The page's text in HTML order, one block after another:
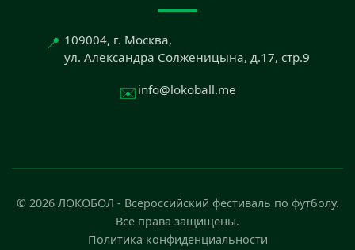
📍 109004, г. Москва,
ул. Александра Солженицына, д.17, стр.9
✉️ info@lokoball.me
© 2026 ЛОКОБОЛ - Всероссийский фестиваль по футболу.
Все права защищены.
Политика конфиденциальности